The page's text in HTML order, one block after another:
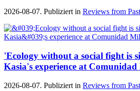
2026-08-07. Publiziert in Reviews from
'Ecology without a social fight is
Kasia's experience at
2026-08-07. Publiziert in Reviews from